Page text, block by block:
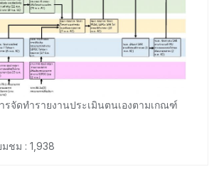
รจัดทำรายงานประเมินตนเองตามเกณฑ์
มชม : 1,938